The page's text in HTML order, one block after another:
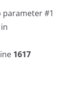
parameter #1
1617